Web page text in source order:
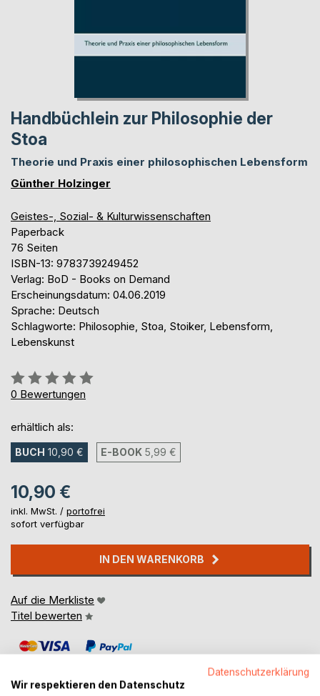
Handbüchlein zur Philosophie der
Stoa
Theorie und Praxis einer philosophischen Lebensform
Günther Holzinger
Geistes-, Sozial- & Kulturwissenschaften
Paperback
76 Seiten
ISBN-13: 9783739249452
Verlag: BoD - Books on Demand
Erscheinungsdatum: 04.06.2019
Sprache: Deutsch
Schlagworte: Philosophie, Stoa, Stoiker, Lebensform,
Lebenskunst
Bewertung::
0%
0 Bewertungen
erhältlich als:
BUCH 10,90 € E-BOOK 5,99 €
10,90 €
inkl. MwSt. / portofrei
sofort verfügbar
IN DEN WARENKORB
Auf die Merkliste
Titel bewerten
Datenschutzerklärung
Wir respektieren den Datenschutz